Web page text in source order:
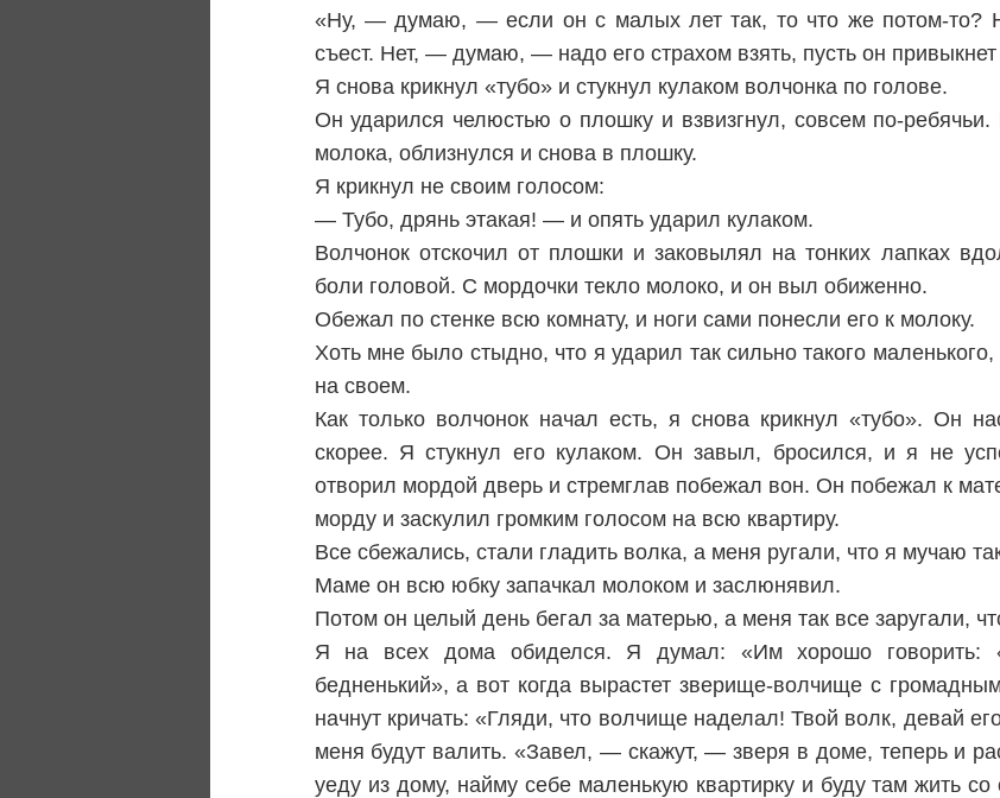
«Ну, — думаю, — если он с малых лет так, то что же потом-то?
съест. Нет, — думаю, — надо его страхом взять, пусть он
Я снова крикнул «тубо» и стукнул кулаком волчонка по голове.
Он ударился челюстью о плошку и взвизгнул, совсем по-
молока, облизнулся и снова в плошку.
Я крикнул не своим голосом:
— Тубо, дрянь этакая! — и опять ударил кулаком.
Волчонок отскочил от плошки и заковылял на тонких лапках
боли головой. С мордочки текло молоко, и он выл обиженно.
Обежал по стенке всю комнату, и ноги сами понесли его к молоку.
Хоть мне было стыдно, что я ударил так сильно такого
на своем.
Как только волчонок начал есть, я снова крикнул «тубо». Он
скорее. Я стукнул его кулаком. Он завыл, бросился, и я не
отворил мордой дверь и стремглав побежал вон. Он побежал к
морду и заскулил громким голосом на всю квартиру.
Все сбежались, стали гладить волка, а меня ругали, что я мучаю
Маме он всю юбку запачкал молоком и заслюнявил.
Потом он целый день бегал за матерью, а меня так все заругали,
Я на всех дома обиделся. Я думал: «Им хорошо говорить:
бедненький», а вот когда вырастет зверище-волчище с
начнут кричать: «Гляди, что волчище наделал! Твой волк, девай
меня будут валить. «Завел, — скажут, — зверя в доме, теперь и
уеду из дому, найму себе маленькую квартирку и буду там жить